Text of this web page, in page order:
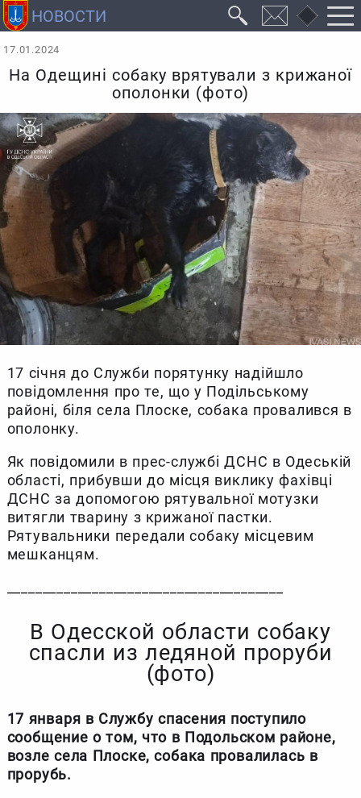
17.01.2024
На Одещині собаку врятували з крижаної
ополонки (фото)
17 січня до Служби порятунку надійшло
повідомлення про те, що у Подільському
районі, біля села Плоске, собака провалився в
ополонку.
Як повідомили в прес-службі ДСНС в Одеській
області, прибувши до місця виклику фахівці
ДСНС за допомогою рятувальної мотузки
витягли тварину з крижаної пастки.
Рятувальники передали собаку місцевим
мешканцям.
В Одесской области собаку
спасли из ледяной проруби
(фото)
17 января в Службу спасения поступило
сообщение о том, что в Подольском районе,
возле села Плоске, собака провалилась в
прорубь.